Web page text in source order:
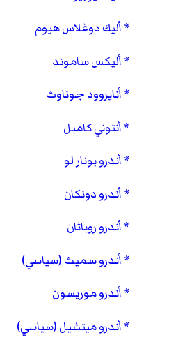
أليك دوغلاس هيوم
أليكس ساموند
أنايروود جوناوث
أنتوني كامبل
أندرو بونار لو
أندرو دونكان
أندرو روباثان
أندرو سميث (سياسي)
أندرو موريسون
أندرو ميتشيل (سياسي)